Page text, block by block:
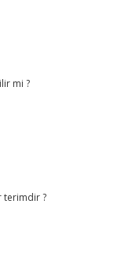
mi ?
terimdir ?